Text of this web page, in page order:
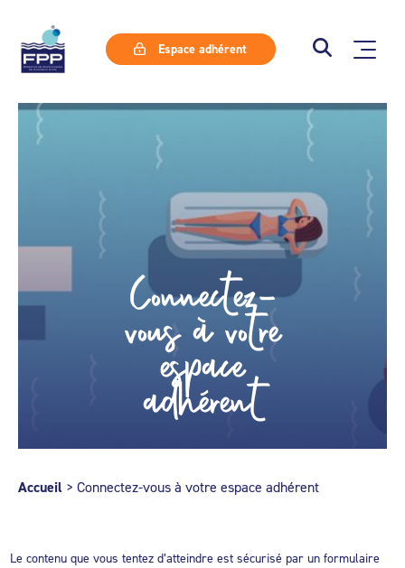
Espace adhérent
Connectez-
vous à votre
espace
adhérent
Accueil > Connectez-vous à votre espace adhérent
Le contenu que vous tentez d’atteindre est sécurisé par un formulaire